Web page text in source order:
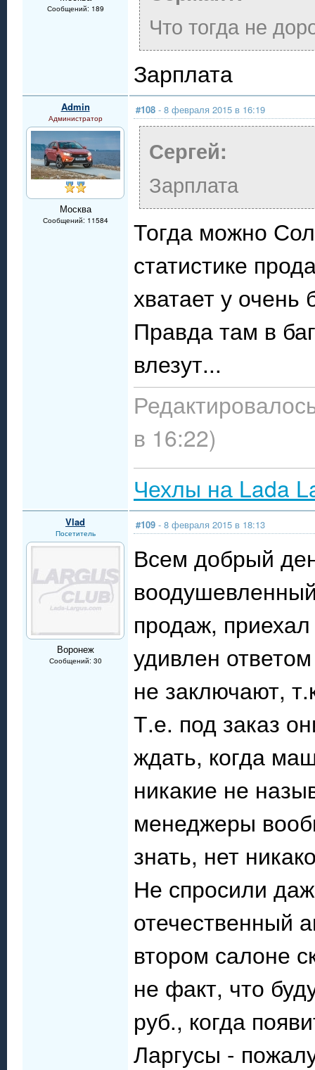
Сообщений: 189
Что тогда не
Зарплата
Admin
Администратор
Москва
Сообщений: 11584
#108 - 8 февраля 2015 в 16:19
Сергей:
Зарплата
Тогда можно
статистике
хватает у очень
Правда там в
влезут...
в 16:22)
Чехлы на Lada
Vlad
Посетитель
Воронеж
Сообщений: 30
#109 - 8 февраля 2015 в 18:13
Всем добрый
продаж,
удивлен
не заключают,
Т.е. под заказ
ждать, когда
никакие не
менеджеры
знать, нет
Не спросили
отечественный
втором салоне
не факт, что
руб., когда
Ларгусы -